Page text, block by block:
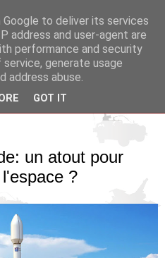
un atout pour
?
to deliver its services
address and user-agent are
performance and security
generate usage
address abuse.
GOT IT